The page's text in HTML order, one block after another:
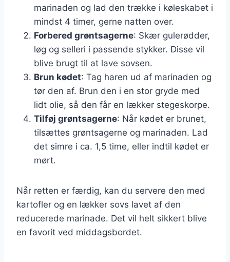
marinaden og lad den trække i køleskabet i
mindst 4 timer, gerne natten over.
Forbered grøntsagerne: Skær gulerødder,
løg og selleri i passende stykker. Disse vil
blive brugt til at lave sovsen.
Brun kødet: Tag haren ud af marinaden og
tør den af. Brun den i en stor gryde med
lidt olie, så den får en lækker stegeskorpe.
Tilføj grøntsagerne: Når kødet er brunet,
tilsættes grøntsagerne og marinaden. Lad
det simre i ca. 1,5 time, eller indtil kødet er
mørt.
Når retten er færdig, kan du servere den med
kartofler og en lækker sovs lavet af den
reducerede marinade. Det vil helt sikkert blive
en favorit ved middagsbordet.